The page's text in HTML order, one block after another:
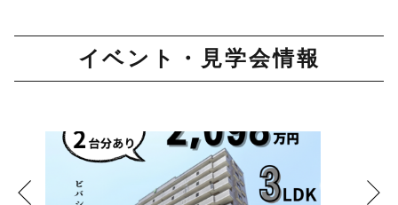
イベント・見学会情報